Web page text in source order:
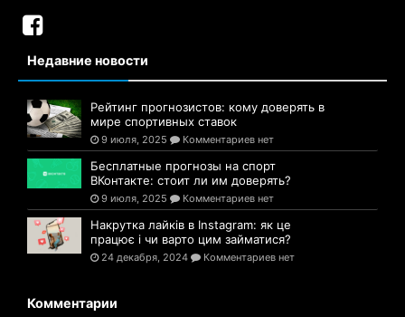
Недавние новости
Рейтинг прогнозистов: кому доверять в
мире спортивных ставок
9 июля, 2025 Комментариев нет
Бесплатные прогнозы на спорт
ВКонтакте: стоит ли им доверять?
9 июля, 2025 Комментариев нет
Накрутка лайків в Instagram: як це
працює і чи варто цим займатися?
24 декабря, 2024 Комментариев нет
Комментарии